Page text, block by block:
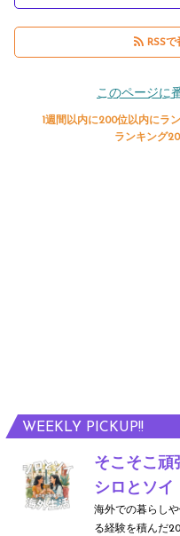
WEEKLY PICKUP!!
そこそこ頑
シロとソイ
海外での暮らし
る経験を積んだ
RSSで
このページに
1週間以内に200位以内にラ
ランキング